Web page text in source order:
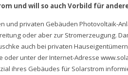
und will so auch Vorbild für
und privaten Gebäuden Photovoltaik-
oder aber zur Stromerzeugung.
auch bei privaten
oder unter der Internet-Adresse
ihres Gebäudes für Solarstrom